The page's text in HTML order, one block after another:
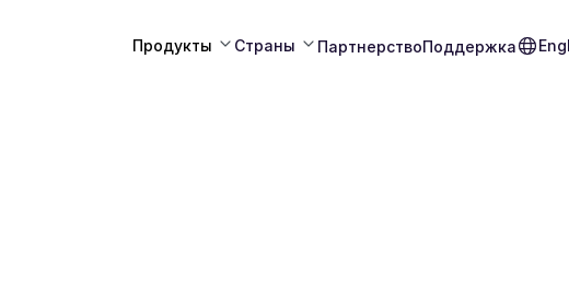
Продукты Страны ПартнерствоПоддержка